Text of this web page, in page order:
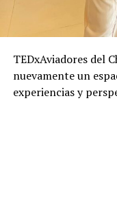
TEDxAviadores del
nuevamente un
experiencias y